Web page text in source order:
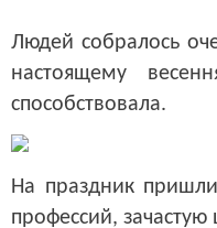
Людей собралось
настоящему
способствовала.
На праздник
профессий,